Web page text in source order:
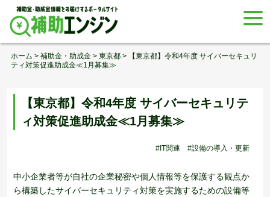
Skip
content
ホーム > 補助金・助成金 > 東京都 >
【東京都】令和4年度 サイバーセキュリ
ティ対策促進助成金≪1月募集≫
【東京都】令和4年度 サイバーセキュリテ
ィ対策促進助成金≪1月募集≫
#IT関連 #設備の導入・更新
中小企業者等が自社の企業秘密や個人情報等を保護する観点か
ら構築したサイバーセキュリティ対策を実施するための設備等